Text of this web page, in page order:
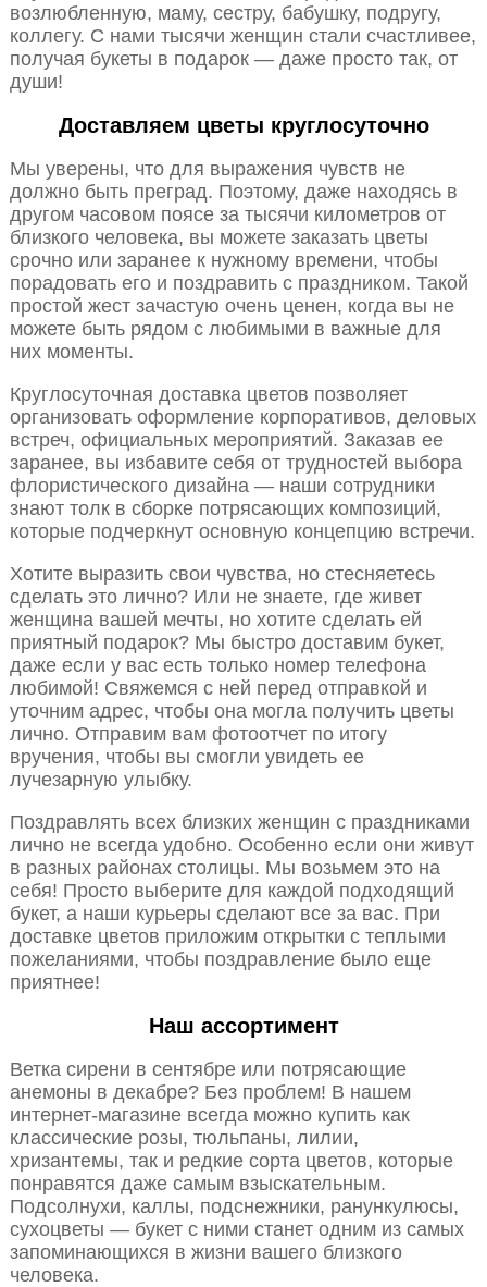
возлюбленную, маму, сестру, бабушку, подругу,
коллегу. С нами тысячи женщин стали счастливее,
получая букеты в подарок — даже просто так, от
души!
Доставляем цветы круглосуточно
Мы уверены, что для выражения чувств не
должно быть преград. Поэтому, даже находясь в
другом часовом поясе за тысячи километров от
близкого человека, вы можете заказать цветы
срочно или заранее к нужному времени, чтобы
порадовать его и поздравить с праздником. Такой
простой жест зачастую очень ценен, когда вы не
можете быть рядом с любимыми в важные для
них моменты.
Круглосуточная доставка цветов позволяет
организовать оформление корпоративов, деловых
встреч, официальных мероприятий. Заказав ее
заранее, вы избавите себя от трудностей выбора
флористического дизайна — наши сотрудники
знают толк в сборке потрясающих композиций,
которые подчеркнут основную концепцию встречи.
Хотите выразить свои чувства, но стесняетесь
сделать это лично? Или не знаете, где живет
женщина вашей мечты, но хотите сделать ей
приятный подарок? Мы быстро доставим букет,
даже если у вас есть только номер телефона
любимой! Свяжемся с ней перед отправкой и
уточним адрес, чтобы она могла получить цветы
лично. Отправим вам фотоотчет по итогу
вручения, чтобы вы смогли увидеть ее
лучезарную улыбку.
Поздравлять всех близких женщин с праздниками
лично не всегда удобно. Особенно если они живут
в разных районах столицы. Мы возьмем это на
себя! Просто выберите для каждой подходящий
букет, а наши курьеры сделают все за вас. При
доставке цветов приложим открытки с теплыми
пожеланиями, чтобы поздравление было еще
приятнее!
Наш ассортимент
Ветка сирени в сентябре или потрясающие
анемоны в декабре? Без проблем! В нашем
интернет-магазине всегда можно купить как
классические розы, тюльпаны, лилии,
хризантемы, так и редкие сорта цветов, которые
понравятся даже самым взыскательным.
Подсолнухи, каллы, подснежники, ранункулюсы,
сухоцветы — букет с ними станет одним из самых
запоминающихся в жизни вашего близкого
человека.